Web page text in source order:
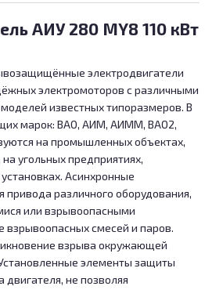
АИУ 280 МY8 110 кВт
электродвигатели
электромоторов с различными
известных типоразмеров. В
марок: ВАО, АИМ, АИММ, ВАО2,
на промышленных объектах,
угольных предприятиях,
Асинхронные
различного оборудования,
или взрывоопасными
взрывоопасных смесей и паров.
взрыва окружающей
элементы защиты
не позволяя